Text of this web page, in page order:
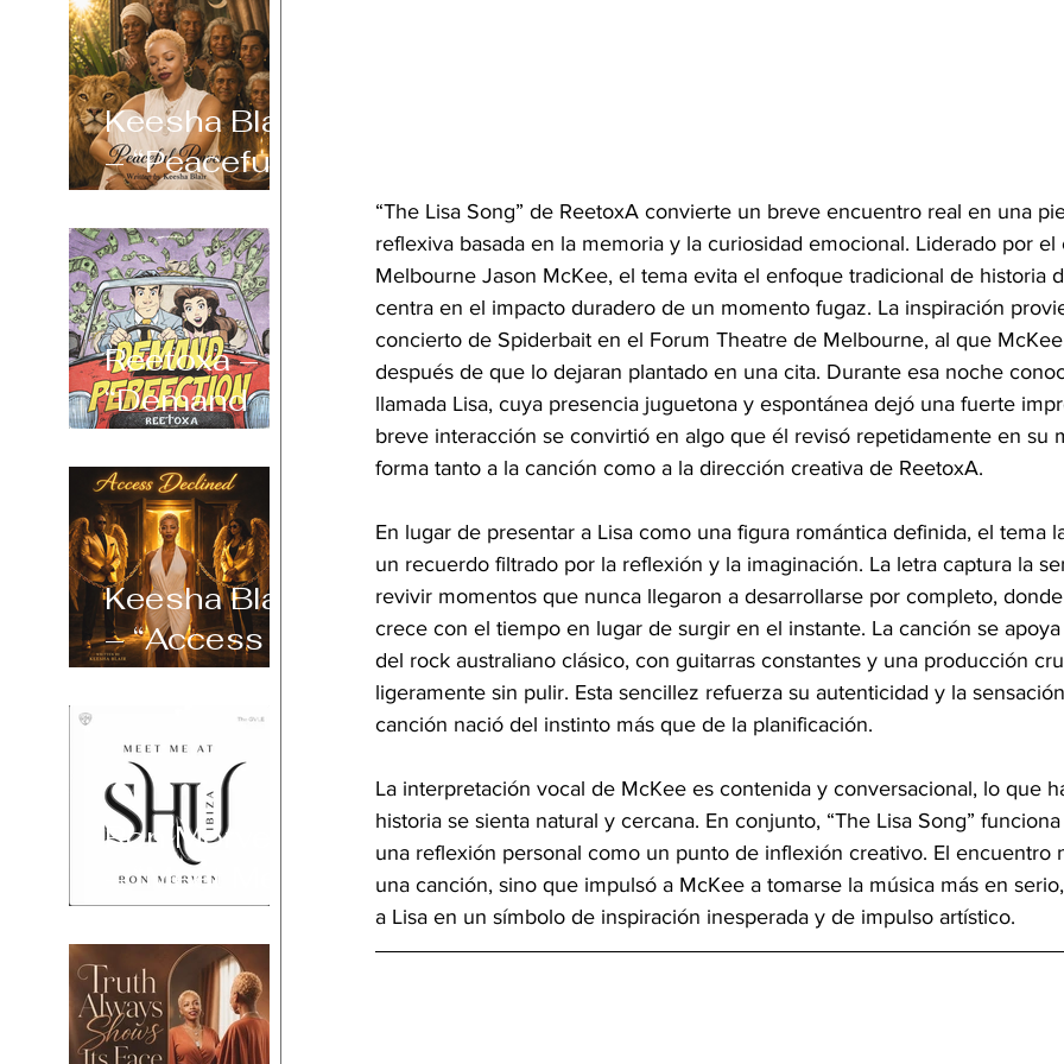
Keesha Blair
– “Peaceful
Power”
Reetoxa –
“Demand
Perfection”
Keesha Blair
– “Access
Declined”
Ron Morven
– “Meet Me
at Shu Ibiza”
“The Lisa Song” de ReetoxA convierte un breve encuentro real en una
reflexiva basada en la memoria y la curiosidad emocional. Liderado por
Melbourne Jason McKee, el tema evita el enfoque tradicional de historia
centra en el impacto duradero de un momento fugaz. La inspiración
concierto de Spiderbait en el Forum Theatre de Melbourne, al que
después de que lo dejaran plantado en una cita. Durante esa noche
llamada Lisa, cuya presencia juguetona y espontánea dejó una fuerte
breve interacción se convirtió en algo que él revisó repetidamente en su
forma tanto a la canción como a la dirección creativa de ReetoxA.
En lugar de presentar a Lisa como una figura romántica definida, el tema
un recuerdo filtrado por la reflexión y la imaginación. La letra captura la
revivir momentos que nunca llegaron a desarrollarse por completo,
crece con el tiempo en lugar de surgir en el instante. La canción se
del rock australiano clásico, con guitarras constantes y una producción
ligeramente sin pulir. Esta sencillez refuerza su autenticidad y la
canción nació del instinto más que de la planificación.
La interpretación vocal de McKee es contenida y conversacional, lo que
historia se sienta natural y cercana. En conjunto, “The Lisa Song”
una reflexión personal como un punto de inflexión creativo. El encuentro
una canción, sino que impulsó a McKee a tomarse la música más en
a Lisa en un símbolo de inspiración inesperada y de impulso artístico.